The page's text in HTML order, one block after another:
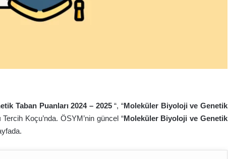
Taban Puanları 2024 – 2025 “, “Moleküler Biyoloji ve Genetik
Tercih Koçu’nda. ÖSYM’nin güncel “Moleküler Biyoloji ve Genetik